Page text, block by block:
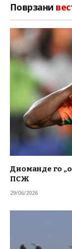
Поврзани
Диоманде го
ПСЖ
29/06/2026